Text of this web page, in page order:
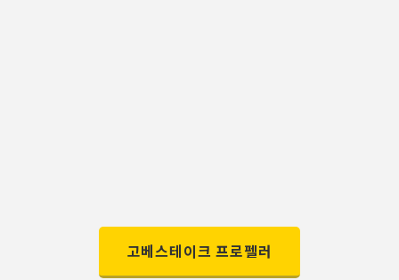
고베스테이크 프로펠러